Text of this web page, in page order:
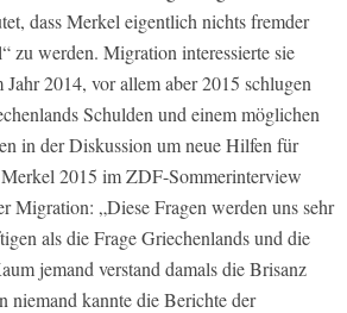
dass Merkel eigentlich nichts fremder
zu werden. Migration interessierte sie
2014, vor allem aber 2015 schlugen
Schulden und einem möglichen
in der Diskussion um neue Hilfen für
2015 im ZDF-Sommerinterview
Migration: „Diese Fragen werden uns sehr
als die Frage Griechenlands und die
jemand verstand damals die Brisanz
niemand kannte die Berichte der